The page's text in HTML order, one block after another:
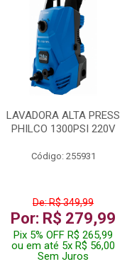
LAVADORA ALTA PRESS
PHILCO 1300PSI 220V
Código: 255931
De: R$ 349,99
Por: R$ 279,99
Pix 5% OFF R$ 265,99
ou em até 5x R$ 56,00
Sem Juros